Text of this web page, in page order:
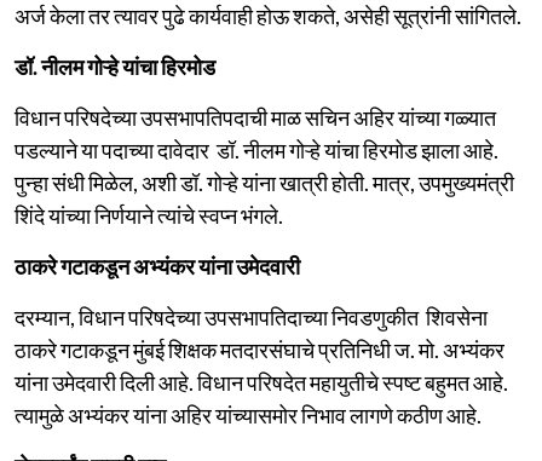
अर्ज केला तर त्यावर पुढे कार्यवाही होऊ शकते, असेही सूत्रांनी सांगितले.
डॉ. नीलम गोऱ्हे यांचा हिरमोड
विधान परिषदेच्या उपसभापतिपदाची माळ सचिन अहिर यांच्या गळ्यात
पडल्याने या पदाच्या दावेदार डॉ. नीलम गोऱ्हे यांचा हिरमोड झाला आहे.
पुन्हा संधी मिळेल, अशी डॉ. गोऱ्हे यांना खात्री होती. मात्र, उपमुख्यमंत्री
शिंदे यांच्या निर्णयाने त्यांचे स्वप्न भंगले.
ठाकरे गटाकडून अभ्यंकर यांना उमेदवारी
दरम्यान, विधान परिषदेच्या उपसभापतिदाच्या निवडणुकीत शिवसेना
ठाकरे गटाकडून मुंबई शिक्षक मतदारसंघाचे प्रतिनिधी ज. मो. अभ्यंकर
यांना उमेदवारी दिली आहे. विधान परिषदेत महायुतीचे स्पष्ट बहुमत आहे.
त्यामुळे अभ्यंकर यांना अहिर यांच्यासमोर निभाव लागणे कठीण आहे.